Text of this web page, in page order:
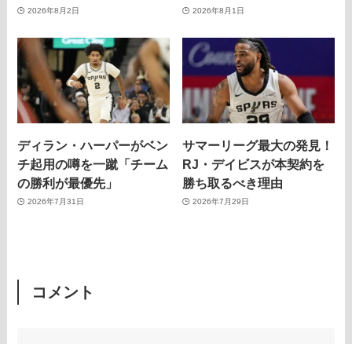
2026年8月2日 2026年8月1日
ディラン・ハーパーがベン
チ起用の噂を一蹴「チーム
の勝利が最優先」
2026年7月31日
サマーリーグ最大の発見！
RJ・デイビスが本契約を
勝ち取るべき理由
2026年7月29日
コメント